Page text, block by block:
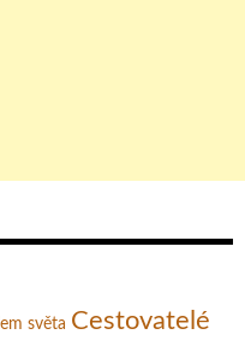
světa Cestovatelé